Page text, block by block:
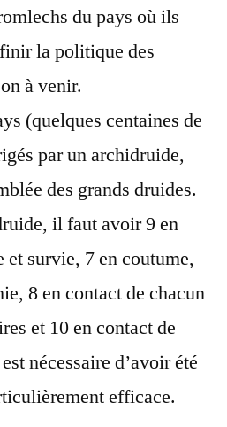
du pays où ils
la politique des
à venir.
(quelques centaines de
par un archidruide,
des grands druides.
il faut avoir 9 en
survie, 7 en coutume,
8 en contact de chacun
et 10 en contact de
nécessaire d’avoir été
efficace.